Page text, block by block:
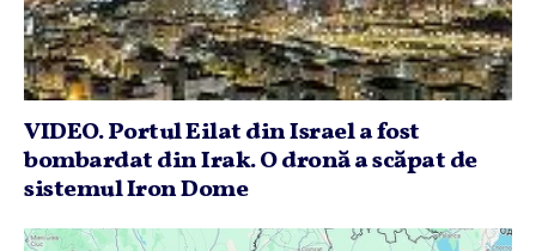
VIDEO. Portul Eilat din Israel a fost
bombardat din Irak. O dronă a scăpat de
sistemul Iron Dome